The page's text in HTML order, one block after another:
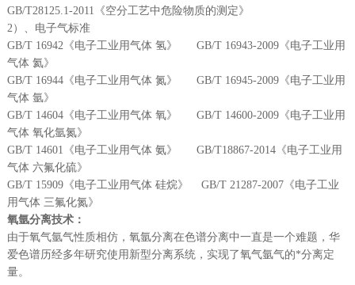
GB/T28125.1-2011 《空分工艺中危险物质的测定》
2）、电子气标准
GB/T 16942《电子工业用气体 氢》 GB/T 16943-2009《电子工业用
气体 氦》
GB/T 16944《电子工业用气体 氮》 GB/T 16945-2009《电子工业用
气体 氩》
GB/T 14604《电子工业用气体 氧》 GB/T 14600-2009《电子工业用
气体 氧化氩氮》
GB/T 14601 《电子工业用气体 氨》 GB/T18867-2014《电子工业用
气体 六氟化硫》
GB/T 15909《电子工业用气体 硅烷》 GB/T 21287-2007《电子工业
用气体 三氟化氮》
氧氩分离技术：
由于氧气氩气性质相仿，氧氩分离在色谱分离中一直是一个难题，华
爱色谱历经多年研究使用新型分离系统，实现了氧气氩气的*分离定
量。